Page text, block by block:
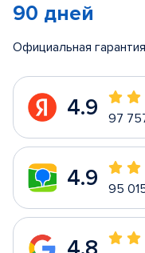
90 дней
Официальная гарантия
4.9 97
4.9 95